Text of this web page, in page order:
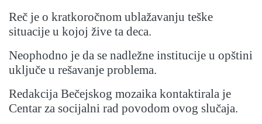
Reč je o kratkoročnom ublažavanju teške
situacije u kojoj žive ta deca.
Neophodno je da se nadležne institucije u opštini
uključe u rešavanje problema.
Redakcija Bečejskog mozaika kontaktirala je
Centar za socijalni rad povodom ovog slučaja.